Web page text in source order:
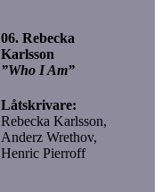
06. Rebecka
Karlsson
”Who I Am”
Låtskrivare:
Rebecka Karlsson,
Anderz Wrethov,
Henric Pierroff